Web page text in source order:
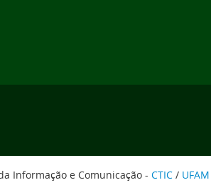
Informação e Comunicação - CTIC / UFAM